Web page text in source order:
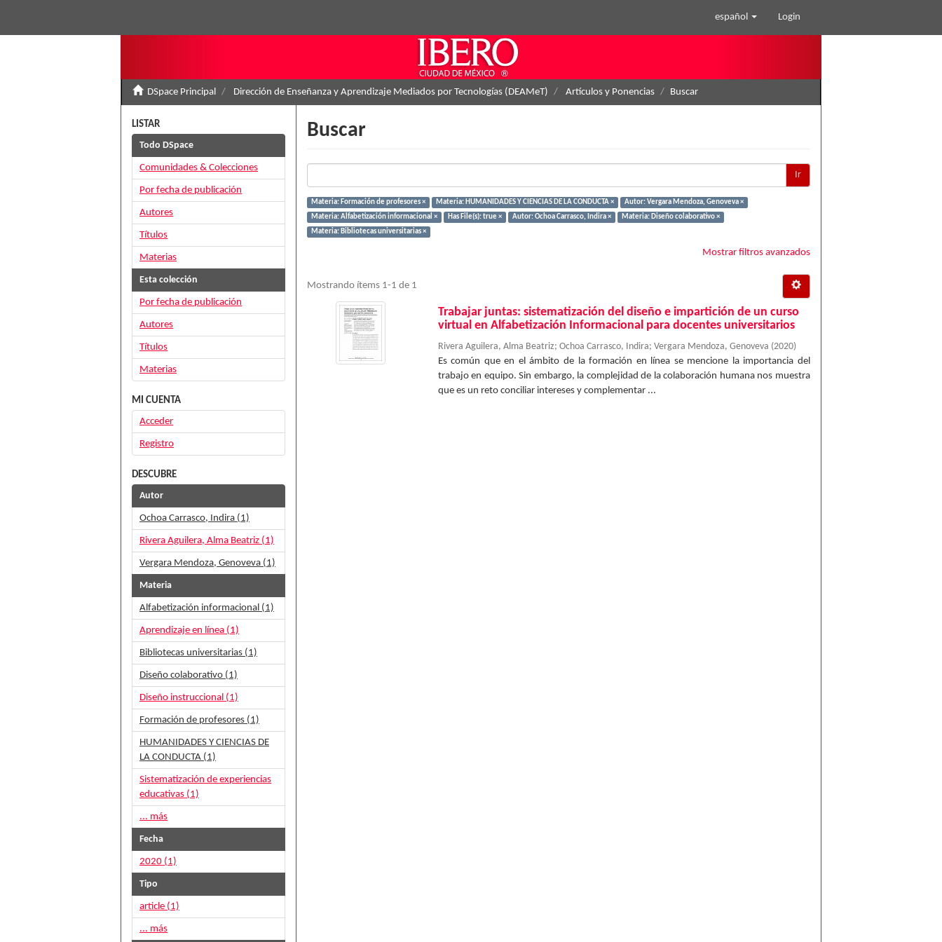
español Login
DSpace Principal Dirección de Enseñanza y Aprendizaje Mediados por Tecnologías (DEAMeT) Artículos y Ponencias Buscar
Buscar
Ir
Materia: Formación de profesores × Materia: HUMANIDADES Y CIENCIAS DE LA CONDUCTA ×
Autor: Vergara Mendoza, Genoveva ×
Materia: Alfabetización informacional ×
Has File(s): true × Autor: Ochoa Carrasco, Indira ×
Materia: Diseño colaborativo ×
Materia: Bibliotecas universitarias ×
Mostrar filtros avanzados
Mostrando ítems 1-1 de 1
Trabajar juntas: sistematización del diseño e impartición de un curso
virtual en Alfabetización Informacional para docentes universitarios
Rivera Aguilera, Alma Beatriz; Ochoa Carrasco, Indira; Vergara Mendoza, Genoveva (2020)
Es común que en el ámbito de la formación en línea se mencione la importancia del
trabajo en equipo. Sin embargo, la complejidad de la colaboración humana nos muestra
que es un reto conciliar intereses y complementar ...
LISTAR
Todo DSpace
Comunidades & Colecciones
Por fecha de publicación
Autores
Títulos
Materias
Esta colección
Por fecha de publicación
Autores
Títulos
Materias
MI CUENTA
Acceder
Registro
DESCUBRE
Autor
Ochoa Carrasco, Indira (1)
Rivera Aguilera, Alma Beatriz (1)
Vergara Mendoza, Genoveva (1)
Materia
Alfabetización informacional (1)
Aprendizaje en línea (1)
Bibliotecas universitarias (1)
Diseño colaborativo (1)
Diseño instruccional (1)
Formación de profesores (1)
HUMANIDADES Y CIENCIAS DE
LA CONDUCTA (1)
Sistematización de experiencias
educativas (1)
... más
Fecha
2020 (1)
Tipo
article (1)
... más